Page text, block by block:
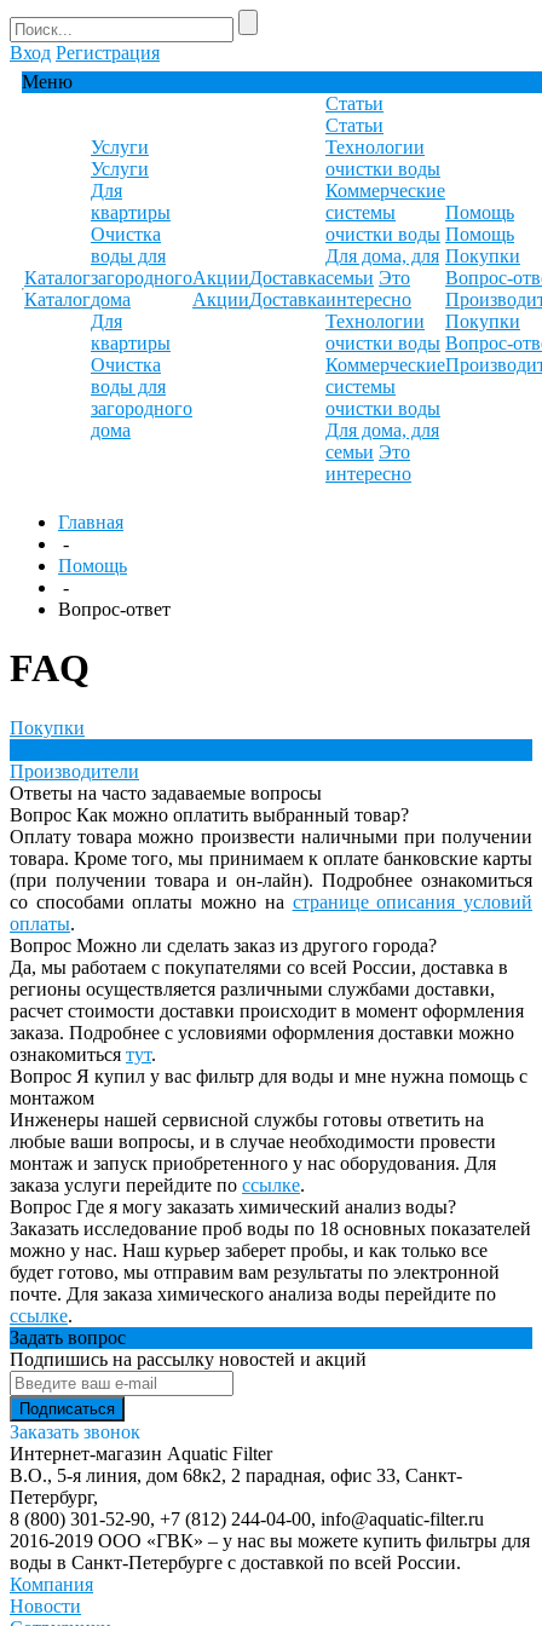
Вход Регистрация
Меню
Каталог
Каталог
Услуги
Услуги
Для
квартиры
Очистка
воды для
загородного
дома
Для
квартиры
Очистка
воды для
загородного
дома
Акции
Акции
Доставка
Доставка
Статьи
Статьи
Технологии
очистки воды
Коммерческие
системы
очистки воды
Для дома, для
семьи Это
интересно
Технологии
очистки воды
Коммерческие
системы
очистки воды
Для дома, для
семьи Это
интересно
Помощь
Помощь
Покупки
Вопрос-
Покупки
Вопрос-
Главная
-
Помощь
-
Вопрос-ответ
FAQ
Покупки
Производители
Ответы на часто задаваемые вопросы
Вопрос Как можно оплатить выбранный товар?
Оплату товара можно произвести наличными при получении
товара. Кроме того, мы принимаем к оплате банковские карты
(при получении товара и он-лайн). Подробнее ознакомиться
со способами оплаты можно на странице описания условий
оплаты.
Вопрос Можно ли сделать заказ из другого города?
Да, мы работаем с покупателями со всей России, доставка в
регионы осуществляется различными службами доставки,
расчет стоимости доставки происходит в момент оформления
заказа. Подробнее с условиями оформления доставки можно
ознакомиться тут.
Вопрос Я купил у вас фильтр для воды и мне нужна помощь с
монтажом
Инженеры нашей сервисной службы готовы ответить на
любые ваши вопросы, и в случае необходимости провести
монтаж и запуск приобретенного у нас оборудования. Для
заказа услуги перейдите по ссылке.
Вопрос Где я могу заказать химический анализ воды?
Заказать исследование проб воды по 18 основных показателей
можно у нас. Наш курьер заберет пробы, и как только все
будет готово, мы отправим вам результаты по электронной
почте. Для заказа химического анализа воды перейдите по
ссылке.
Задать вопрос
Подпишись на рассылку новостей и акций
Заказать звонок
Интернет-магазин Aquatic Filter
В.О., 5-я линия, дом 68к2, 2 парадная, офис 33, Санкт-
Петербург,
8 (800) 301-52-90, +7 (812) 244-04-00, info@aquatic-filter.ru
2016-2019 ООО «ГВК» – у нас вы можете купить фильтры для
воды в Санкт-Петербурге с доставкой по всей России.
Компания
Новости